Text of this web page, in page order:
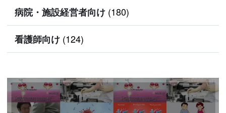
病院・施設経営者向け (180)
看護師向け (124)